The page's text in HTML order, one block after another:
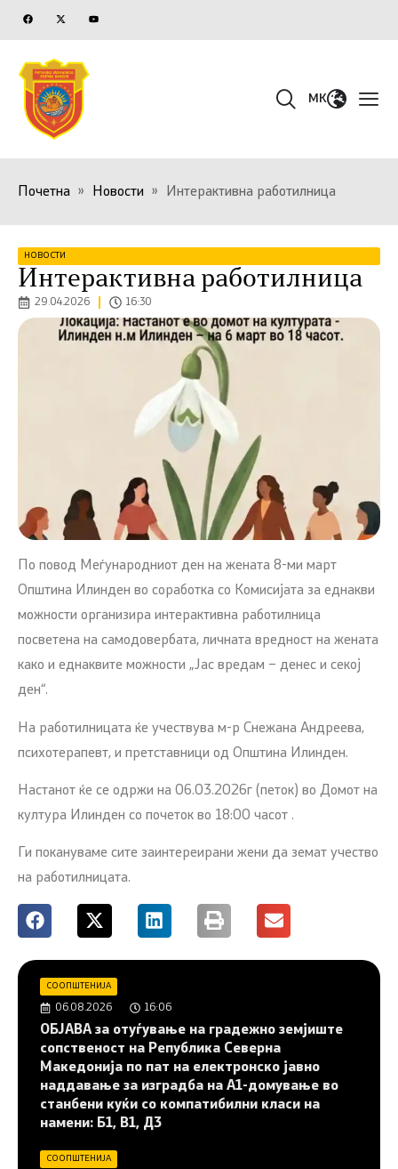
MK
Почетна » Новости » Интерактивна работилница
НОВОСТИ
Интерактивна работилница
29.04.2026 16:30
По повод Меѓународниот ден на жената 8-ми март
Општина Илинден во соработка со Комисијата за еднакви
можности организира интерактивна работилница
посветена на самодовербата, личната вредност на жената
како и еднаквите можности „Јас вредам – денес и секој
ден“.
На работилницата ќе учествува м-р Снежана Андреева,
психотерапевт, и претставници од Општина Илинден.
Настанот ќе се одржи на 06.03.2026г (петок) во Домот на
култура Илинден со почеток во 18:00 часот .
Ги покануваме сите заинтереирани жени да земат учество
на работилницата.
СООПШТЕНИЈА
06.08.2026 16:06
ОБЈАВА за отуѓување на градежно земјиште
сопственост на Република Северна
Македонија по пат на електронско јавно
наддавање за изградба на A1-домување во
станбени куќи со компатибилни класи на
намени: Б1, В1, Д3
СООПШТЕНИЈА